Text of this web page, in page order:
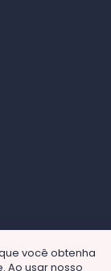
você obtenha
Ao usar nosso
Designs